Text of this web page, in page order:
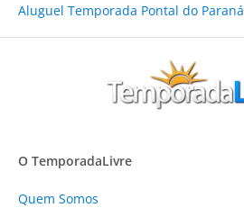
Aluguel Temporada Pontal do Paraná
O TemporadaLivre
Quem Somos